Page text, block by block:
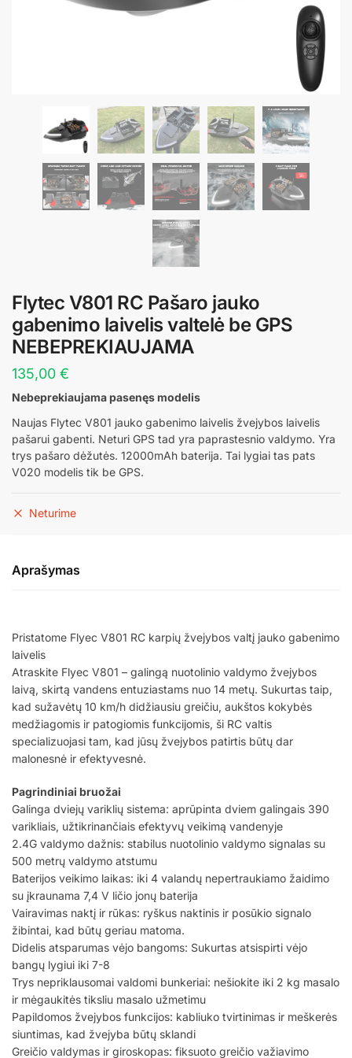
Flytec V801 RC Pašaro jauko
gabenimo laivelis valtelė be GPS
NEBEPREKIAUJAMA
135,00 €
Nebeprekiaujama pasenęs modelis
Naujas Flytec V801 jauko gabenimo laivelis žvejybos laivelis
pašarui gabenti. Neturi GPS tad yra paprastesnio valdymo. Yra
trys pašaro dėžutės. 12000mAh baterija. Tai lygiai tas pats
V020 modelis tik be GPS.
Neturime
Aprašymas
Pristatome Flyec V801 RC karpių žvejybos valtį jauko gabenimo
laivelis
Atraskite Flyec V801 – galingą nuotolinio valdymo žvejybos
laivą, skirtą vandens entuziastams nuo 14 metų. Sukurtas taip,
kad sužavėtų 10 km/h didžiausiu greičiu, aukštos kokybės
medžiagomis ir patogiomis funkcijomis, ši RC valtis
specializuojasi tam, kad jūsų žvejybos patirtis būtų dar
malonesnė ir efektyvesnė.
Pagrindiniai bruožai
Galinga dviejų variklių sistema: aprūpinta dviem galingais 390
varikliais, užtikrinančiais efektyvų veikimą vandenyje
2.4G valdymo dažnis: stabilus nuotolinio valdymo signalas su
500 metrų valdymo atstumu
Baterijos veikimo laikas: iki 4 valandų nepertraukiamo žaidimo
su įkraunama 7,4 V ličio jonų baterija
Vairavimas naktį ir rūkas: ryškus naktinis ir posūkio signalo
žibintai, kad būtų geriau matoma.
Didelis atsparumas vėjo bangoms: Sukurtas atsispirti vėjo
bangų lygiui iki 7-8
Trys nepriklausomai valdomi bunkeriai: nešiokite iki 2 kg masalo
ir mėgaukitės tiksliu masalo užmetimu
Papildomos žvejybos funkcijos: kabliuko tvirtinimas ir meškerės
siuntimas, kad žvejyba būtų sklandi
Greičio valdymas ir giroskopas: fiksuoto greičio važiavimo